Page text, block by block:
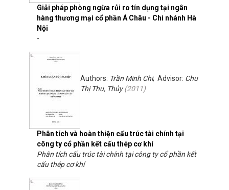
Giải pháp phòng ngừa rủi ro tín dụng tại ngân
hàng thương mại cổ phần Á Châu - Chi nhánh Hà
Nội
-
Phân tích và hoàn thiện cấu trúc tài chính tại
công ty cổ phần kết cấu thép cơ khí
Authors: Trần Minh Chi; Advisor: Chu
Thị Thu, Thủy(2011)
Phân tích cấu trúc tài chính tại công ty cổ phần kết
cấu thép cơ khí